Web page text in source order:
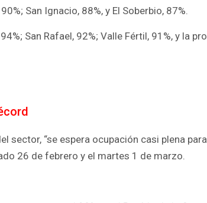
San Ignacio, 88%, y El Soberbio, 87%.
San Rafael, 92%; Valle Fértil, 91%, y la
sector, “se espera ocupación casi plena
26 de febrero y el martes 1 de marzo.